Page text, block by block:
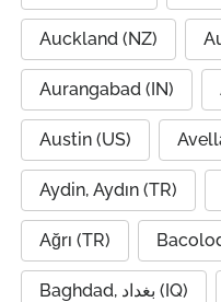
Auckland (NZ)
Aurangabad (IN)
Austin (US)
Aydin, Aydın (TR)
Ağrı (TR)
Baghdad, بغداد (IQ)